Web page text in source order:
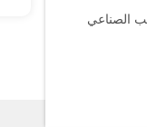
الصناعي